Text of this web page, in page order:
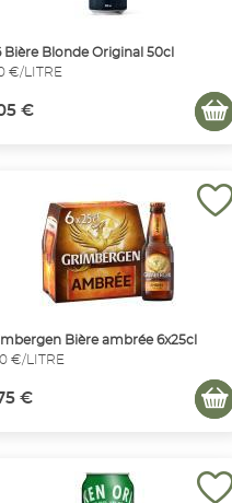
Bière Blonde Original 50cl
€/LITRE
€
Bière ambrée 6x25cl
€/LITRE
€